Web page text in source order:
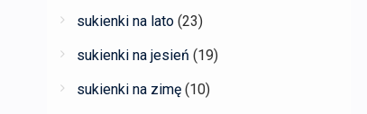
sukienki na lato (23)
sukienki na jesień (19)
sukienki na zimę (10)